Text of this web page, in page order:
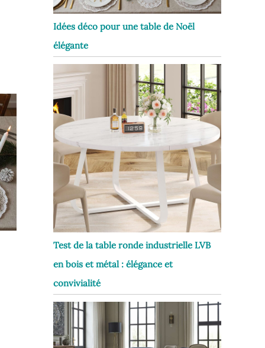
Idées déco pour une table de Noël
élégante
Test de la table ronde industrielle LVB
en bois et métal : élégance et
convivialité